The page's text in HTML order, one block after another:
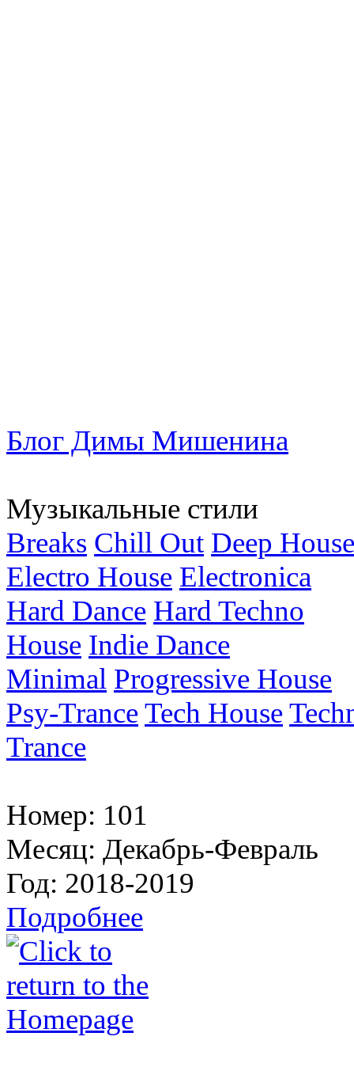
Блог Димы Мишенина
Музыкальные стили
Breaks Chill Out Deep House
Electro House Electronica
Hard Dance Hard Techno
House Indie Dance
Minimal Progressive House
Psy-TranceTech House
Trance
Номер: 101
Месяц: Декабрь-Февраль
Год: 2018-2019
Подробнее